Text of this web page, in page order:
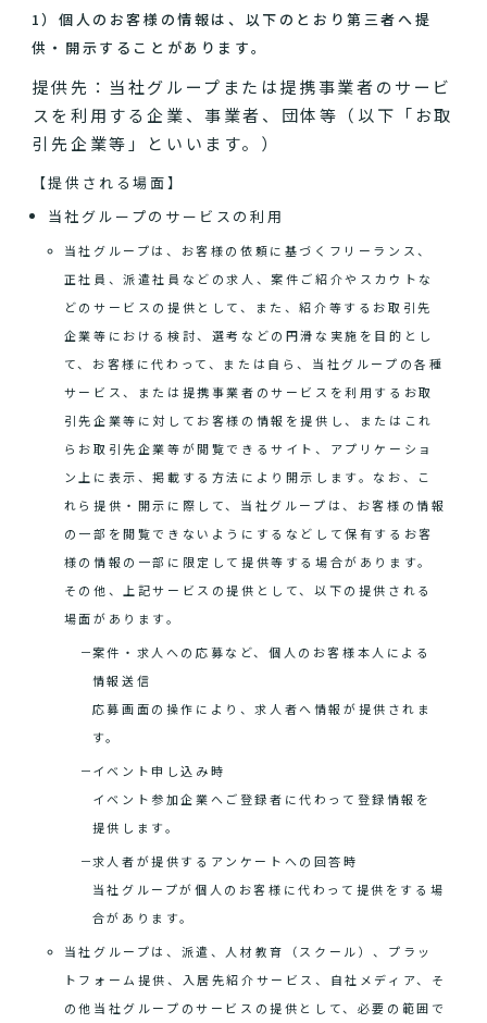
1）個人のお客様の情報は、以下のとおり第三者へ提
供・開示することがあります。
提供先：当社グループまたは提携事業者のサービ
スを利用する企業、事業者、団体等（以下「お取
引先企業等」といいます。）
【提供される場面】
当社グループのサービスの利用
当社グループは、お客様の依頼に基づくフリーランス、
正社員、派遣社員などの求人、案件ご紹介やスカウトな
どのサービスの提供として、また、紹介等するお取引先
企業等における検討、選考などの円滑な実施を目的とし
て、お客様に代わって、または自ら、当社グループの各種
サービス、または提携事業者のサービスを利用するお取
引先企業等に対してお客様の情報を提供し、またはこれ
らお取引先企業等が閲覧できるサイト、アプリケーショ
ン上に表示、掲載する方法により開示します。なお、こ
れら提供・開示に際して、当社グループは、お客様の情報
の一部を閲覧できないようにするなどして保有するお客
様の情報の一部に限定して提供等する場合があります。
その他、上記サービスの提供として、以下の提供される
場面があります。
案件・求人への応募など、個人のお客様本人による
情報送信
応募画面の操作により、求人者へ情報が提供されま
す。
イベント申し込み時
イベント参加企業へご登録者に代わって登録情報を
提供します。
求人者が提供するアンケートへの回答時
当社グループが個人のお客様に代わって提供をする場
合があります。
当社グループは、派遣、人材教育（スクール）、プラッ
トフォーム提供、入居先紹介サービス、自社メディア、そ
の他当社グループのサービスの提供として、必要の範囲で